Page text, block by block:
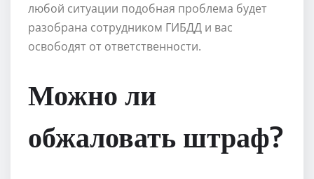
любой ситуации подобная проблема будет
разобрана сотрудником ГИБДД и вас
освободят от ответственности.
Можно ли
обжаловать штраф?